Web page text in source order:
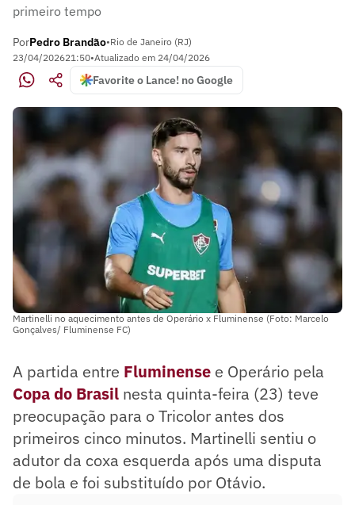
primeiro tempo
PorPedro Brandão•Rio de Janeiro (RJ)
23/04/202621:50•Atualizado em 24/04/2026
Favorite o Lance! no Google
Martinelli no aquecimento antes de Operário x Fluminense (Foto: Marcelo
Gonçalves/ Fluminense FC)
A partida entre Fluminense e Operário pela
Copa do Brasil nesta quinta-feira (23) teve
preocupação para o Tricolor antes dos
primeiros cinco minutos. Martinelli sentiu o
adutor da coxa esquerda após uma disputa
de bola e foi substituído por Otávio.